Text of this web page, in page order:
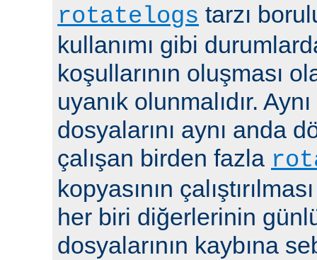
rotatelogs tarzı
kullanımı gibi
koşullarının oluşması
uyanık olunmalıdır.
dosyalarını aynı anda
çalışan birden fazla
kopyasının
her biri diğerlerinin
dosyalarının kaybına